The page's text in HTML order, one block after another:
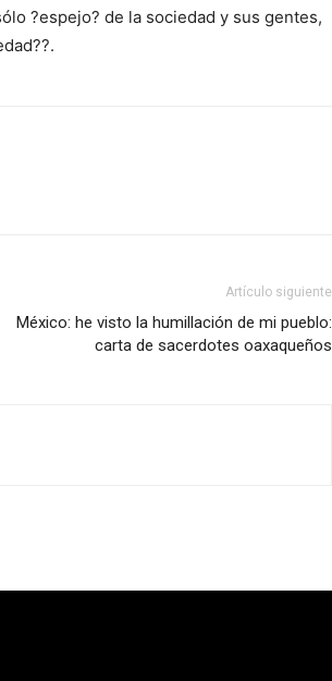
?espejo? de la sociedad y sus gentes,
Artículo siguiente
México: he visto la humillación de mi pueblo:
carta de sacerdotes oaxaqueños